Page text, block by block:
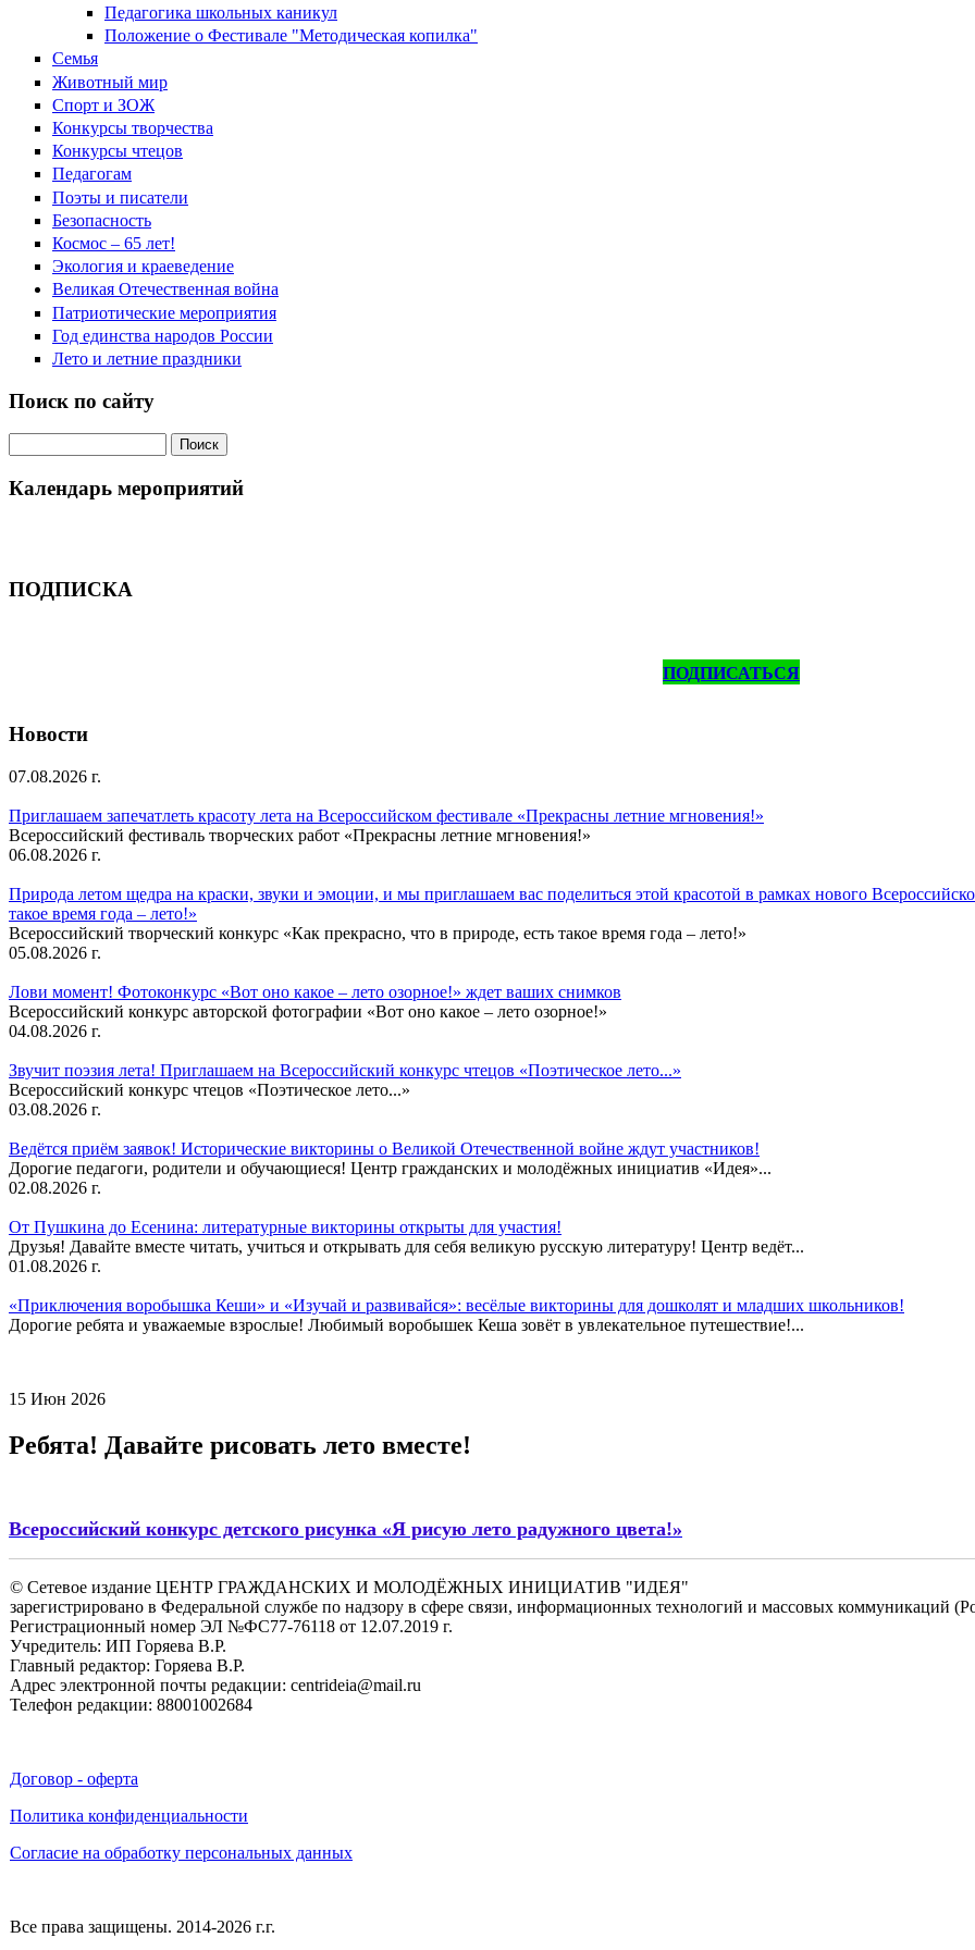
Педагогика школьных каникул
Положение о Фестивале "Методическая копилка"
Семья
Животный мир
Спорт и ЗОЖ
Конкурсы творчества
Конкурсы чтецов
Педагогам
Поэты и писатели
Безопасность
Космос – 65 лет!
Экология и краеведение
Великая Отечественная война
Патриотические мероприятия
Год единства народов России
Лето и летние праздники
Поиск по сайту
Календарь мероприятий
ПОДПИСКА
ПОДПИСАТЬСЯ
Новости
07.08.2026 г.
Приглашаем запечатлеть красоту лета на Всероссийском фестивале «Прекрасны летние мгновения!»
Всероссийский фестиваль творческих работ «Прекрасны летние мгновения!»
06.08.2026 г.
Природа летом щедра на краски, звуки и эмоции, и мы приглашаем вас поделиться этой красотой в рамках нового
такое время года – лето!»
Всероссийский творческий конкурс «Как прекрасно, что в природе, есть такое время года – лето!»
05.08.2026 г.
Лови момент! Фотоконкурс «Вот оно какое – лето озорное!» ждет ваших снимков
Всероссийский конкурс авторской фотографии «Вот оно какое – лето озорное!»
04.08.2026 г.
Звучит поэзия лета! Приглашаем на Всероссийский конкурс чтецов «Поэтическое лето...»
Всероссийский конкурс чтецов «Поэтическое лето...»
03.08.2026 г.
Ведётся приём заявок! Исторические викторины о Великой Отечественной войне ждут участников!
Дорогие педагоги, родители и обучающиеся! Центр гражданских и молодёжных инициатив «Идея»...
02.08.2026 г.
От Пушкина до Есенина: литературные викторины открыты для участия!
Друзья! Давайте вместе читать, учиться и открывать для себя великую русскую литературу! Центр ведёт...
01.08.2026 г.
«Приключения воробышка Кеши» и «Изучай и развивайся»: весёлые викторины для дошколят и младших школьников!
Дорогие ребята и уважаемые взрослые! Любимый воробышек Кеша зовёт в увлекательное путешествие!...
15 Июн 2026
Ребята! Давайте рисовать лето вместе!
Всероссийский конкурс детского рисунка «Я рисую лето радужного цвета!»
© Сетевое издание ЦЕНТР ГРАЖДАНСКИХ И МОЛОДЁЖНЫХ ИНИЦИАТИВ "ИДЕЯ"
зарегистрировано в Федеральной службе по надзору в сфере связи, информационных технологий и массовых коммуникаций
Регистрационный номер ЭЛ №ФС77-76118 от 12.07.2019 г.
Учредитель: ИП Горяева В.Р.
Главный редактор: Горяева В.Р.
Адрес электронной почты редакции: centrideia@mail.ru
Телефон редакции: 88001002684
Договор - оферта
Политика конфиденциальности
Согласие на обработку персональных данных
Все права защищены. 2014-2026 г.г.